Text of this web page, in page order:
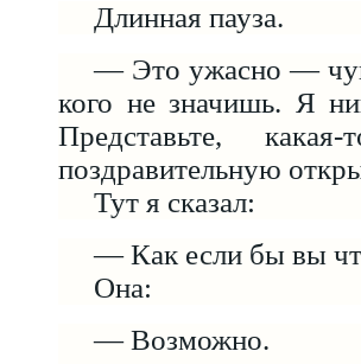
Длинная пауза.
— Это ужасно —
кого не значишь. Я
Представьте,
поздравительную
Тут я сказал:
— Как если бы вы
Она:
— Возможно.